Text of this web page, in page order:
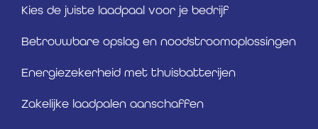
Kies de juiste laadpaal voor je bedrijf
Betrouwbare opslag en noodstroomoplossingen
Energiezekerheid met thuisbatterijen
Zakelijke laadpalen aanschaffen